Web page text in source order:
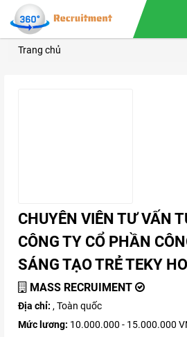
Trang chủ
CHUYÊN VIÊN TƯ VẤN
CÔNG TY CỔ PHẦN
SÁNG TẠO TRẺ TEKY
MASS RECRUIMENT
Địa chỉ: , Toàn quốc
Mức lương: 10.000.000 - 15.000.000